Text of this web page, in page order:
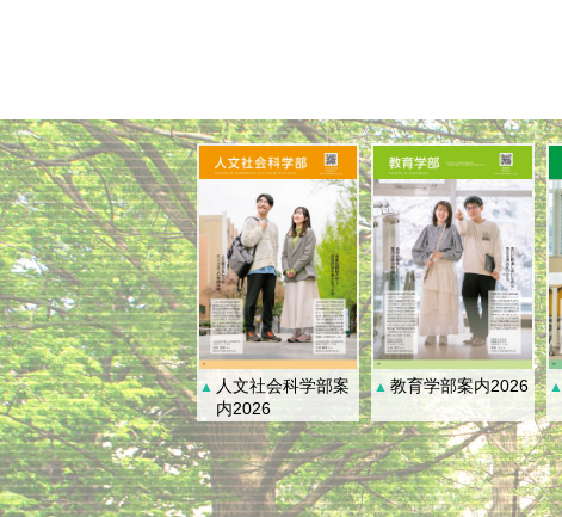
▲ 人文社会科学部案
内2026
▲ 教育学部案内2026 ▲